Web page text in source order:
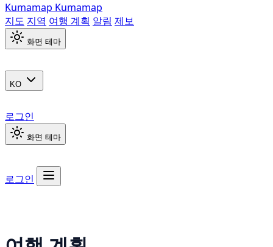
Kumamap Kumamap
지도 지역 여행 계획 알림 제보
화면 테마
KO
로그인
화면 테마
로그인